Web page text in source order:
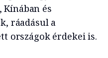
Kínában és
ráadásul a
országok érdekei is.